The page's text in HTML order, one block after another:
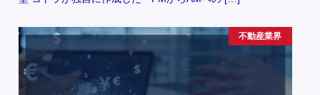
不動産業界